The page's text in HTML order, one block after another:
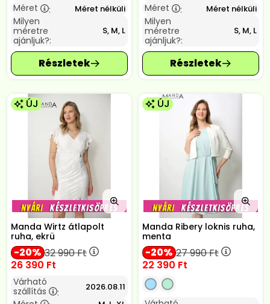
Méret
: Méret nélküli
Milyen
méretre
ajánljuk?:
S, M, L
Méret
: Méret nélküli
Milyen
méretre
ajánljuk?:
S, M, L
ÚJ
Manda Wirtz átlapolt
ruha, ekrü
20 32 990Ft
26 390 Ft
Várható
szállítás
: 2026.08.11
ÚJ
Manda Ribery loknis ruha,
menta
20 27 990Ft
22 390 Ft